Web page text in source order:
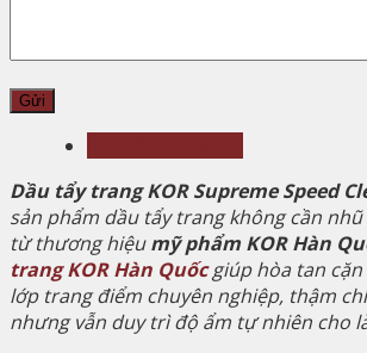
Dầu tẩy trang KOR Supreme Speed
sản phẩm dầu tẩy trang không cần
từ thương hiệumỹ phẩm KOR Hàn
trang KOR Hàn Quốcgiúp hòa tan
lớp trang điểm chuyên nghiệp, thậm
nhưng vẫn duy trì độ ẩm tự nhiên cho